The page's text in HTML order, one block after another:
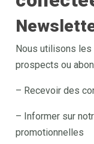
Nous utilisons
prospects ou
– Recevoir des
– Informer sur
promotionnelles